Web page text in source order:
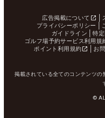
広告掲載について
プライバシーポリシー
ガイドライン
特
ゴルフ場予約サービス利用規
ポイント利用規約
お
掲載されている全てのコンテンツの
©